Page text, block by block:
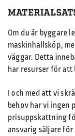
Om du är byggare
maskinhallsköp,
väggar. Detta
har resurser för att
I och med att vi
behov har vi ingen
prisuppskattning
ansvarig säljare